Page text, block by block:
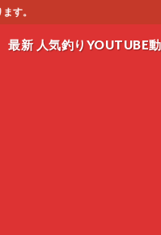
最新 人気釣りYOUTUBE